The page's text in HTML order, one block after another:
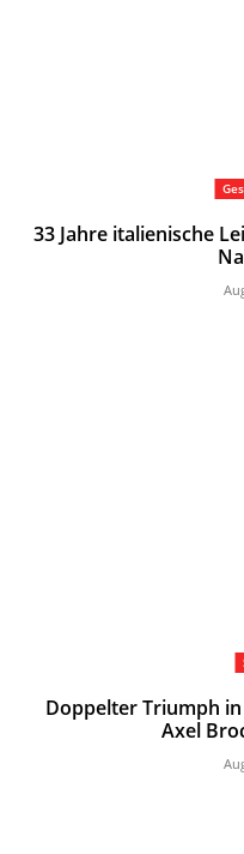
33 Jahre italienische
Doppelter Triumph
Axel